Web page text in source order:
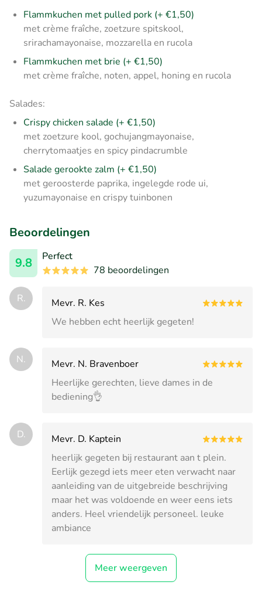
Flammkuchen met pulled pork (+ €1,50)
met crème fraîche, zoetzure spitskool,
srirachamayonaise, mozzarella en rucola
Flammkuchen met brie (+ €1,50)
met crème fraîche, noten, appel, honing en rucola
Salades:
Crispy chicken salade (+ €1,50)
met zoetzure kool, gochujangmayonaise,
cherrytomaatjes en spicy pindacrumble
Salade gerookte zalm (+ €1,50)
met geroosterde paprika, ingelegde rode ui,
yuzumayonaise en crispy tuinbonen
Beoordelingen
9.8
Perfect
78 beoordelingen
R.
Mevr. R. Kes
We hebben echt heerlijk gegeten!
N.
Mevr. N. Bravenboer
Heerlijke gerechten, lieve dames in de
bediening👌
D.
Mevr. D. Kaptein
heerlijk gegeten bij restaurant aan t plein.
Eerlijk gezegd iets meer eten verwacht naar
aanleiding van de uitgebreide beschrijving
maar het was voldoende en weer eens iets
anders. Heel vriendelijk personeel. leuke
ambiance
Meer weergeven